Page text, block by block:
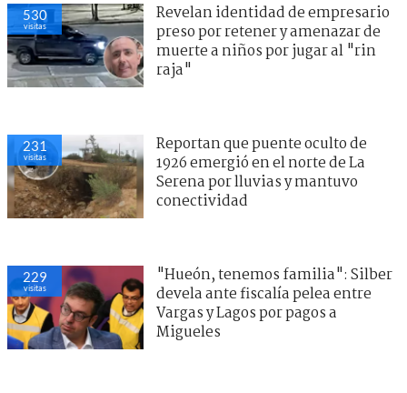
530
visitas
Revelan identidad de empresario
preso por retener y amenazar de
muerte a niños por jugar al "rin
raja"
231
visitas
Reportan que puente oculto de
1926 emergió en el norte de La
Serena por lluvias y mantuvo
conectividad
229
visitas
"Hueón, tenemos familia": Silber
devela ante fiscalía pelea entre
Vargas y Lagos por pagos a
Migueles